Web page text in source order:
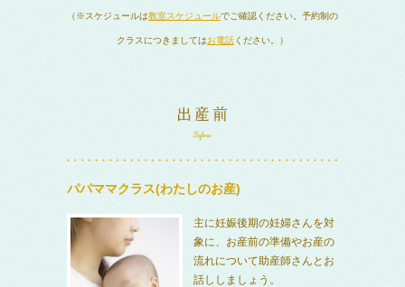
（※スケジュールは教室スケジュールでご確認ください。予約制の
クラスにつきましてはお電話ください。）
パパママクラス(わたしのお産)
主に妊娠後期の妊婦さんを対
象に、お産前の準備やお産の
流れについて助産師さんとお
話ししましょう。